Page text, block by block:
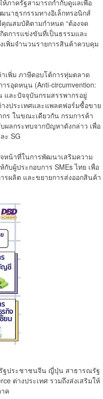
ภาครัฐสามารถกำกับดูแลเพื่อ
นาธุรกรรมทางอิเล็กทรอนิกส์
คุณสมบัติตามกำหนด “ต้องจด
ดการแข่งขันที่เป็นธรรมและ
พิ่มจำนวนรายการสินค้าควบคุม
เพิ่ม ภาษีตอบโต้การทุ่มตลาด
รอุดหนุน (Anti-circumvention:
และปัจจุบันกรมสรรพากรอยู่
งประเทศและแพลตฟอร์มซื้อขาย
ร ในขณะเดียวกัน กรมการค้า
ผลกระทบจากปัญหาดังกล่าว เพื่อ
ะ SG
หน้าที่ในการพัฒนาเสริมความ
บผู้ประกอบการ SMEs ไทย เพื่อ
รผลิต และขยายการส่งออกสินค้า
ฐประชาชนจีน ญี่ปุ่น สาธารณรัฐ
ต่างประเทศ รวมถึงส่งเสริมให้
ค